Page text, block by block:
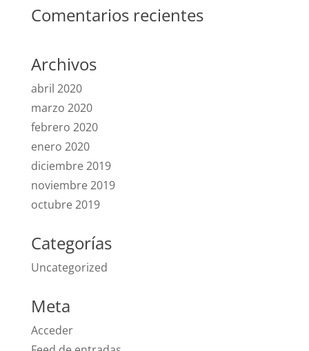
Comentarios recientes
Archivos
abril 2020
marzo 2020
febrero 2020
enero 2020
diciembre 2019
noviembre 2019
octubre 2019
Categorías
Uncategorized
Meta
Acceder